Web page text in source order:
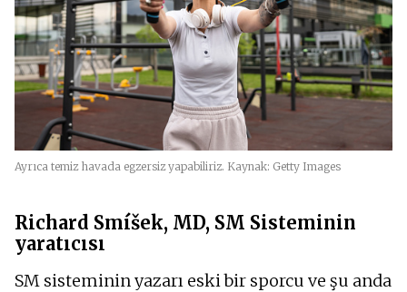
Ayrıca temiz havada egzersiz yapabiliriz. Kaynak: Getty Images
Richard Smíšek, MD, SM Sisteminin
yaratıcısı
SM sisteminin yazarı eski bir sporcu ve şu anda